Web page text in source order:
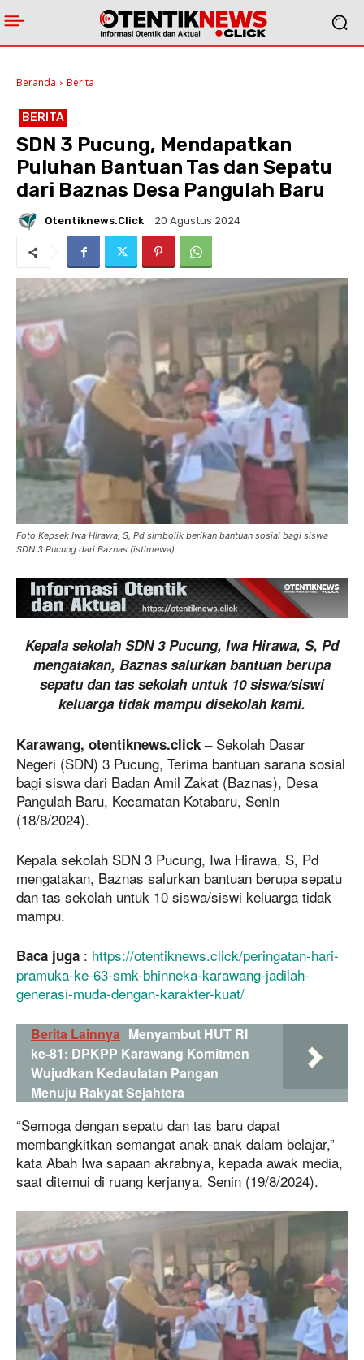
Beranda Berita
BERITA
SDN 3 Pucung, Mendapatkan
Puluhan Bantuan Tas dan Sepatu
dari Baznas Desa Pangulah Baru
Otentiknews.click 20 Agustus 2024
Foto Kepsek Iwa Hirawa, S, Pd simbolik berikan bantuan sosial bagi siswa
SDN 3 Pucung dari Baznas (istimewa)
Kepala sekolah SDN 3 Pucung, Iwa Hirawa, S, Pd
mengatakan, Baznas salurkan bantuan berupa
sepatu dan tas sekolah untuk 10 siswa/siswi
keluarga tidak mampu disekolah kami.
Karawang, otentiknews.click –Sekolah Dasar
Negeri (SDN) 3 Pucung, Terima bantuan sarana sosial
bagi siswa dari Badan Amil Zakat (Baznas), Desa
Pangulah Baru, Kecamatan Kotabaru, Senin
(18/8/2024).
Kepala sekolah SDN 3 Pucung, Iwa Hirawa, S, Pd
mengatakan, Baznas salurkan bantuan berupa sepatu
dan tas sekolah untuk 10 siswa/siswi keluarga tidak
mampu.
Baca juga : https://otentiknews.click/peringatan-hari-
pramuka-ke-63-smk-bhinneka-karawang-jadilah-
generasi-muda-dengan-karakter-kuat/
Berita Lainnya Menyambut HUT RI
ke-81: DPKPP Karawang Komitmen
Wujudkan Kedaulatan Pangan
Menuju Rakyat Sejahtera
“Semoga dengan sepatu dan tas baru dapat
membangkitkan semangat anak-anak dalam belajar,”
kata Abah Iwa sapaan akrabnya, kepada awak media,
saat ditemui di ruang kerjanya, Senin (19/8/2024).